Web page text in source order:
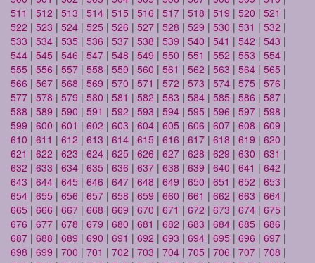
511 | 512 | 513 | 514 | 515 | 516 | 517 | 518 | 519 | 520 | 521 |
522 | 523 | 524 | 525 | 526 | 527 | 528 | 529 | 530 | 531 | 532 |
533 | 534 | 535 | 536 | 537 | 538 | 539 | 540 | 541 | 542 | 543 |
544 | 545 | 546 | 547 | 548 | 549 | 550 | 551 | 552 | 553 | 554 |
555 | 556 | 557 | 558 | 559 | 560 | 561 | 562 | 563 | 564 | 565 |
566 | 567 | 568 | 569 | 570 | 571 | 572 | 573 | 574 | 575 | 576 |
577 | 578 | 579 | 580 | 581 | 582 | 583 | 584 | 585 | 586 | 587 |
588 | 589 | 590 | 591 | 592 | 593 | 594 | 595 | 596 | 597 | 598 |
599 | 600 | 601 | 602 | 603 | 604 | 605 | 606 | 607 | 608 | 609 |
610 | 611 | 612 | 613 | 614 | 615 | 616 | 617 | 618 | 619 | 620 |
621 | 622 | 623 | 624 | 625 | 626 | 627 | 628 | 629 | 630 | 631 |
632 | 633 | 634 | 635 | 636 | 637 | 638 | 639 | 640 | 641 | 642 |
643 | 644 | 645 | 646 | 647 | 648 | 649 | 650 | 651 | 652 | 653 |
654 | 655 | 656 | 657 | 658 | 659 | 660 | 661 | 662 | 663 | 664 |
665 | 666 | 667 | 668 | 669 | 670 | 671 | 672 | 673 | 674 | 675 |
676 | 677 | 678 | 679 | 680 | 681 | 682 | 683 | 684 | 685 | 686 |
687 | 688 | 689 | 690 | 691 | 692 | 693 | 694 | 695 | 696 | 697 |
698 | 699 | 700 | 701 | 702 | 703 | 704 | 705 | 706 | 707 | 708 |